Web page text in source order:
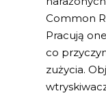
Common
Pracują
co
zużycia.